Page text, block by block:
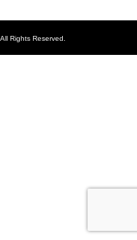
Rights Reserved.